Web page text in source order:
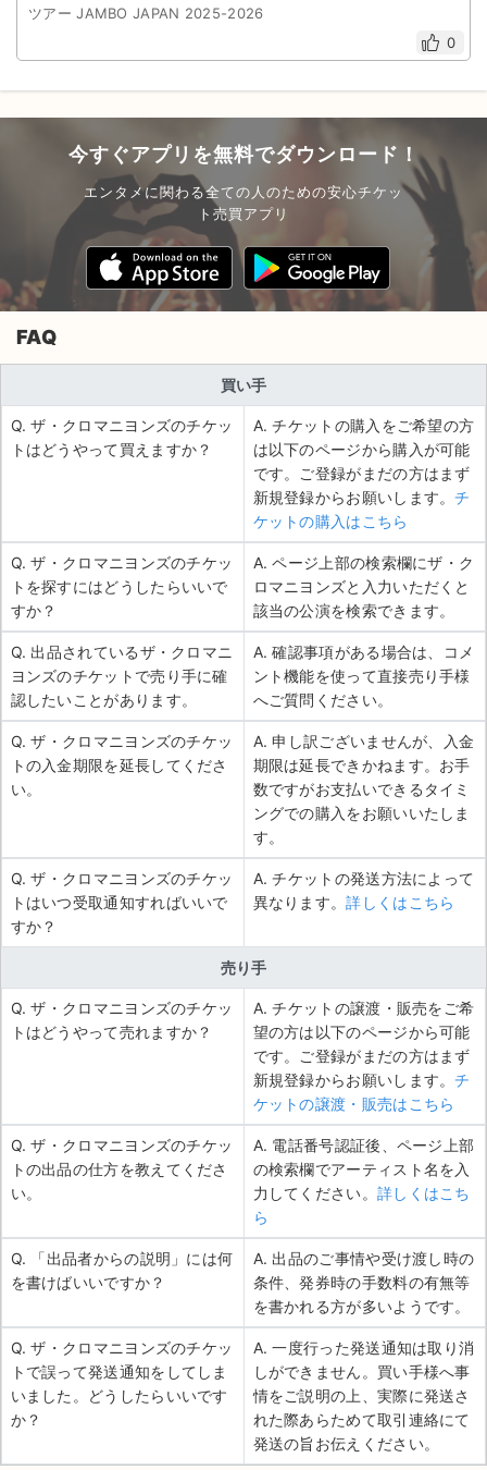
ツアー JAMBO JAPAN 2025-2026
0
今すぐアプリを無料でダウンロード！
エンタメに関わる全ての人のための安心チケッ
ト売買アプリ
FAQ
買い手
Q. ザ・クロマニヨンズのチケッ
トはどうやって買えますか？
A. チケットの購入をご希望の方
は以下のページから購入が可能
です。ご登録がまだの方はまず
新規登録からお願いします。チ
ケットの購入はこちら
Q. ザ・クロマニヨンズのチケッ
トを探すにはどうしたらいいで
すか？
A. ページ上部の検索欄にザ・ク
ロマニヨンズと入力いただくと
該当の公演を検索できます。
Q. 出品されているザ・クロマニ
ヨンズのチケットで売り手に確
認したいことがあります。
A. 確認事項がある場合は、コメ
ント機能を使って直接売り手様
へご質問ください。
Q. ザ・クロマニヨンズのチケッ
トの入金期限を延長してくださ
い。
A. 申し訳ございませんが、入金
期限は延長できかねます。お手
数ですがお支払いできるタイミ
ングでの購入をお願いいたしま
す。
Q. ザ・クロマニヨンズのチケッ
トはいつ受取通知すればいいで
すか？
A. チケットの発送方法によって
異なります。詳しくはこちら
売り手
Q. ザ・クロマニヨンズのチケッ
トはどうやって売れますか？
A. チケットの譲渡・販売をご希
望の方は以下のページから可能
です。ご登録がまだの方はまず
新規登録からお願いします。チ
ケットの譲渡・販売はこちら
Q. ザ・クロマニヨンズのチケッ
トの出品の仕方を教えてくださ
い。
A. 電話番号認証後、ページ上部
の検索欄でアーティスト名を入
力してください。 詳しくはこち
ら
Q. 「出品者からの説明」には何
を書けばいいですか？
A. 出品のご事情や受け渡し時の
条件、発券時の手数料の有無等
を書かれる方が多いようです。
Q. ザ・クロマニヨンズのチケッ
トで誤って発送通知をしてしま
いました。どうしたらいいです
か？
A. 一度行った発送通知は取り消
しができません。買い手様へ事
情をご説明の上、実際に発送さ
れた際あらためて取引連絡にて
発送の旨お伝えください。